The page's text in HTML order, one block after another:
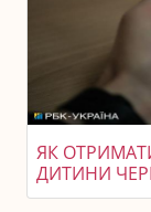
ЯК
ДИТИНИ